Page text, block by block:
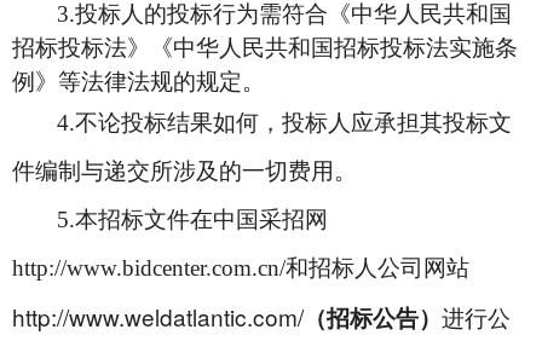
3.投标人的投标行为需符合《中华人民共和国
招标投标法》《中华人民共和国招标投标法实施条
例》等法律法规的规定。
4.不论投标结果如何，投标人应承担其投标文
件编制与递交所涉及的一切费用。
5.本招标文件在中国采招网
http://www.bidcenter.com.cn/和招标人公司网站
http://www.weldatlantic.com/（招标公告） 进行公